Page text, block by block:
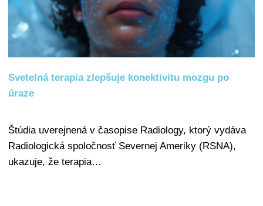
Svetelná terapia zlepšuje konektivitu mozgu po
úraze
Štúdia uverejnená v časopise Radiology, ktorý vydáva
Radiologická spoločnosť Severnej Ameriky (RSNA),
ukazuje, že terapia…